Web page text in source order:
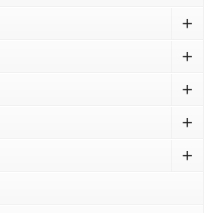
+
+
+
+
+